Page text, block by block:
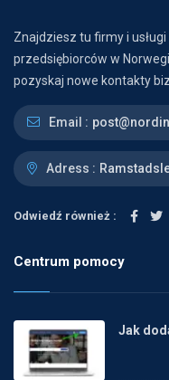
Znajdziesz tu firmy i
przedsiębiorców w
pozyskaj nowe kontakty
Email :
Adress :
Odwiedź również :
Centrum pomocy
Jak